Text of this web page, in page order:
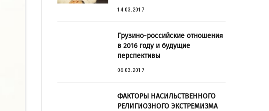
14.03.2017
Грузино-российские отношения
в 2016 году и будущие
перспективы
06.03.2017
ФАКТОРЫ НАСИЛЬСТВЕННОГО
РЕЛИГИОЗНОГО ЭКСТРЕМИЗМА